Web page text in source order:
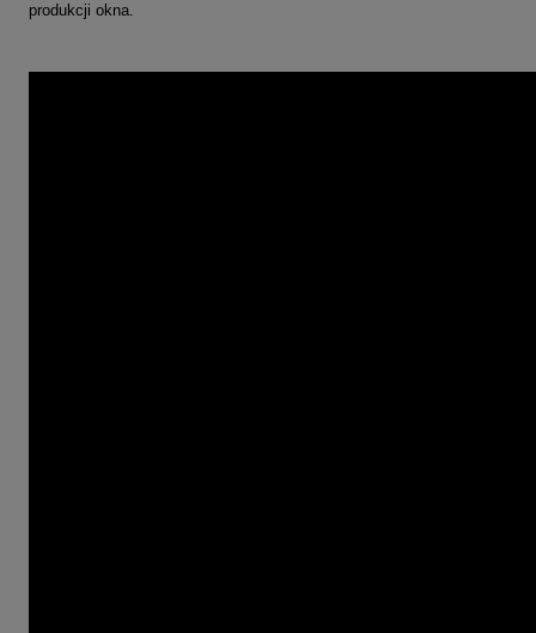
produkcji okna.